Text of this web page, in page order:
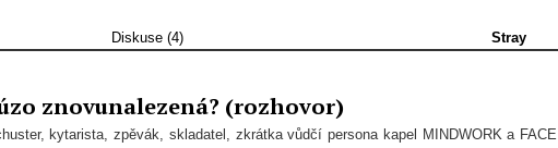
Diskuse (4) Stray
znovunalezená? (rozhovor)
kytarista, zpěvák, skladatel, zkrátka vůdčí persona kapel MINDWORK a FACE